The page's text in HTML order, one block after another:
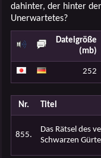
dahinter, der hinter
Unerwartetes?
Dateigröße
(mb)
252
Nr. Titel
855.
Das Rätsel des
Schwarzen